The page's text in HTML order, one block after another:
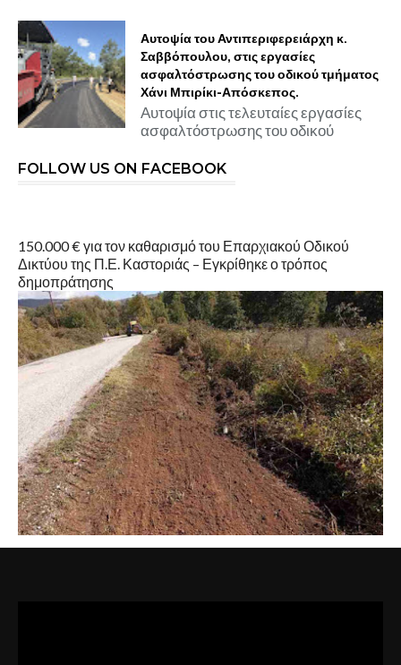
Αυτοψία του Αντιπεριφερειάρχη κ.
Σαββόπουλου, στις εργασίες
ασφαλτόστρωσης του οδικού τμήματος
Χάνι Μπιρίκι-Απόσκεπος.
Αυτοψία στις τελευταίες εργασίες
ασφαλτόστρωσης του οδικού
FOLLOW US ON FACEBOOK
150.000 € για τον καθαρισμό του Επαρχιακού Οδικού
Δικτύου της Π.Ε. Καστοριάς – Εγκρίθηκε ο τρόπος
δημοπράτησης